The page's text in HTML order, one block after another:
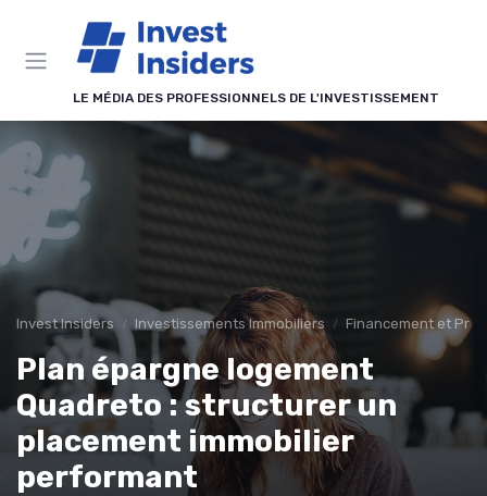
LE MÉDIA DES PROFESSIONNELS DE L'INVESTISSEMENT
Invest Insiders Investissements Immobiliers Financement et
Plan épargne logement
Quadreto : structurer un
placement immobilier
performant